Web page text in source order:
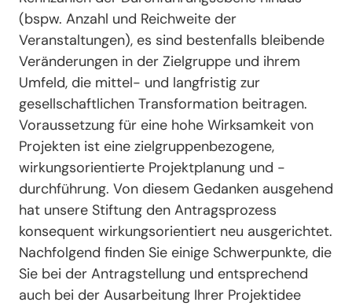
(bspw. Anzahl und Reichweite der
Veranstaltungen), es sind bestenfalls bleibende
Veränderungen in der Zielgruppe und ihrem
Umfeld, die mittel- und langfristig zur
gesellschaftlichen Transformation beitragen.
Voraussetzung für eine hohe Wirksamkeit von
Projekten ist eine zielgruppenbezogene,
wirkungsorientierte Projektplanung und -
durchführung. Von diesem Gedanken ausgehend
hat unsere Stiftung den Antragsprozess
konsequent wirkungsorientiert neu ausgerichtet.
Nachfolgend finden Sie einige Schwerpunkte, die
Sie bei der Antragstellung und entsprechend
auch bei der Ausarbeitung Ihrer Projektidee